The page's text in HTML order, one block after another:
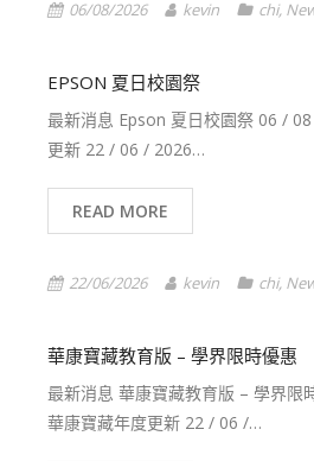
06/08/2026 kevin chi,
EPSON 夏日校園祭
最新消息 Epson 夏日校園祭 06 /
更新 22 / 06 / 2026…
READ MORE
22/06/2026 kevin chi,
華康寶藏教育版 – 學界限時優惠
最新消息 華康寶藏教育版 – 學界限
華康寶藏年度更新 22 / 06 /…